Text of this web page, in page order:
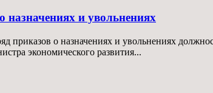
и увольнениях
о назначениях и увольнениях
экономического развития...